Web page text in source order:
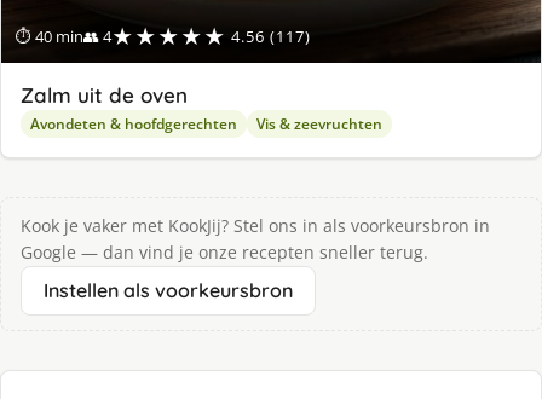
⏱ 40 min👥 4★★★★★ 4.56 (117)
Zalm uit de oven
Avondeten & hoofdgerechten Vis & zeevruchten
Kook je vaker met KookJij? Stel ons in als voorkeursbron in
Google — dan vind je onze recepten sneller terug.
Instellen als voorkeursbron